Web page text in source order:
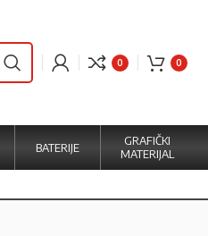
0 0
BATERIJE
GRAFIČKI
MATERIJAL